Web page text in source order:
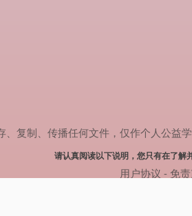
复制、传播任何文件，仅作个人公
请认真阅读以下说明，您只有在了解
用户协议 - 免